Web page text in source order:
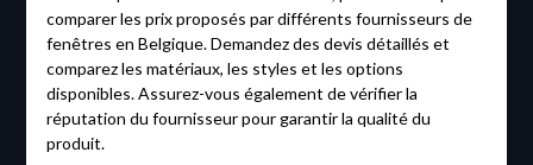
comparer les prix proposés par différents fournisseurs de
fenêtres en Belgique. Demandez des devis détaillés et
comparez les matériaux, les styles et les options
disponibles. Assurez-vous également de vérifier la
réputation du fournisseur pour garantir la qualité du
produit.